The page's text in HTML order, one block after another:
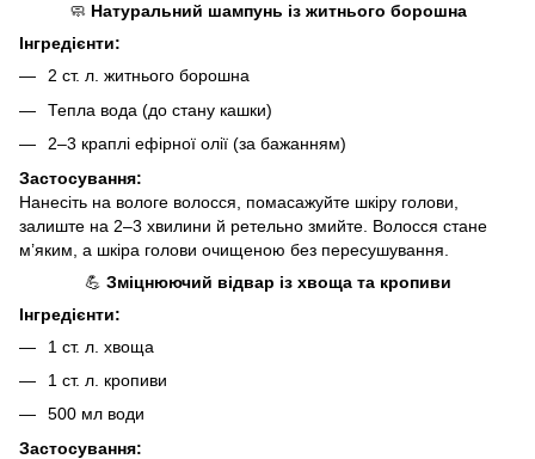
🧼 Натуральний шампунь із житнього борошна
Інгредієнти:
2 ст. л. житнього борошна
Тепла вода (до стану кашки)
2–3 краплі ефірної олії (за бажанням)
Застосування:
Нанесіть на вологе волосся, помасажуйте шкіру голови,
залиште на 2–3 хвилини й ретельно змийте. Волосся стане
м’яким, а шкіра голови очищеною без пересушування.
💪 Зміцнюючий відвар із хвоща та кропиви
Інгредієнти:
1 ст. л. хвоща
1 ст. л. кропиви
500 мл води
Застосування: